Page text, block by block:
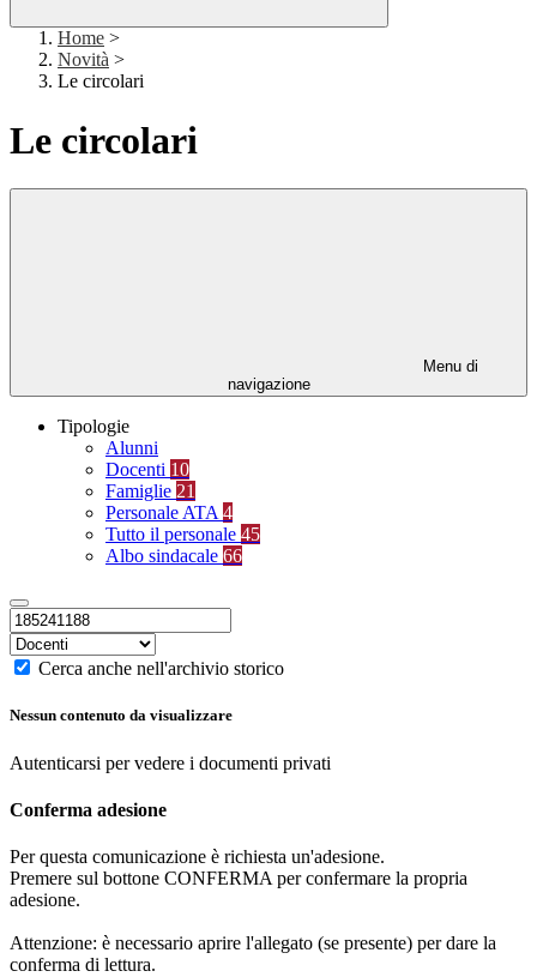
Home >
Novità >
Le circolari
Le circolari
Menu di
navigazione
Tipologie
Alunni
Docenti 10
Famiglie 21
Personale ATA 4
Tutto il personale 45
Albo sindacale 66
Cerca anche nell'archivio storico
Nessun contenuto da visualizzare
Autenticarsi per vedere i documenti privati
Conferma adesione
Per questa comunicazione è richiesta un'adesione.
Premere sul bottone CONFERMA per confermare la propria
adesione.
Attenzione: è necessario aprire l'allegato (se presente) per dare la
conferma di lettura.